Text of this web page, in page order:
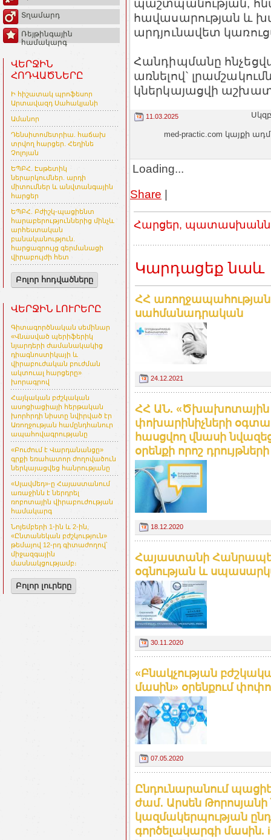
Տղամարդ
Ռեյթինգային
համակարգ
ՎԵՐՋԻՆ
ՀՈԴՎԱԾՆԵՐԸ
Ի հիշատակ պրոֆեսոր
Արտավազդ Սահակյանի
Ամանոր
Դենսիտոմետրիա. հաճախ
տրվող հարցեր. Հեղինե
Չոլոյան
ԵՊԲՀ. Էսթետիկ
ներարկումներ. արդի
միտումներ և անվտանգային
հարցեր
ԵՊԲՀ. Բժիշկ-պացիենտ
հարաբերություններից մինչև
արհեստական
բանականություն.
հարցազրույց գերմանացի
վիրաբույժի հետ
Բոլոր հոդվածները
ՎԵՐՋԻՆ ԼՈՒՐԵՐԸ
Գիտագործնական սեմինար
«Վնասված պերիֆերիկ
նյարդերի ժամանակակից
դիագնոստիկայի և
վիրաբուժական բուժման
ակտուալ հարցերը»
խորագրով
Հայկական բժշկական
ասոցիացիայի հերթական
խորհրդի նիստը նվիրված էր
Առողջության համընդհանուր
ապահովագրությանը
«Բուժում է Վարդանանցը»
գրքի եռահատոր ժողովածուն
ներկայացվեց հանրությանը
«Սլավմեդ»-ը Հայաստանում
առաջինն է ներդրել
ռոբոտային վիրաբուժության
համակարգ
Նոյեմբերի 1-ին և 2-ին,
«Ընտանեկան բժշկություն»
թեմայով 12-րդ գիտաժողով՝
միջազգային
մասնակցությամբ։
Բոլոր լուրերը
պաշտպանության,
հավասարության և
արդյունավետ
Հանդիպմանը
առնելով`
կներկայացվի
11.03.2025
med-practic.com կայքի
Loading...
Share |
Հարցեր,
Կարդացեք նաև
ՀՀ
սահմանադրական
24.12.2021
ՀՀ ԱՆ.
փոխարինիչների
հասցվող վնասի
օրենքի որոշ
18.12.2020
Հայաստանի
օգնության և
30.11.2020
«Բնակչության
մասին» օրենքում
07.05.2020
Ընդունարանում
ժամ․ Արսեն
կազմակերպության
գործելակարգի մասին.